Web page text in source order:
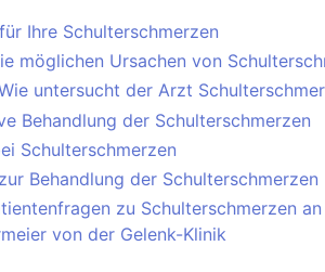
Ihre Schulterschmerzen
möglichen Ursachen von
untersucht der Arzt
Behandlung der Schulterschmerzen
Schulterschmerzen
Behandlung der Schulterschmerzen
zu Schulterschmerzen an
von der Gelenk-Klinik